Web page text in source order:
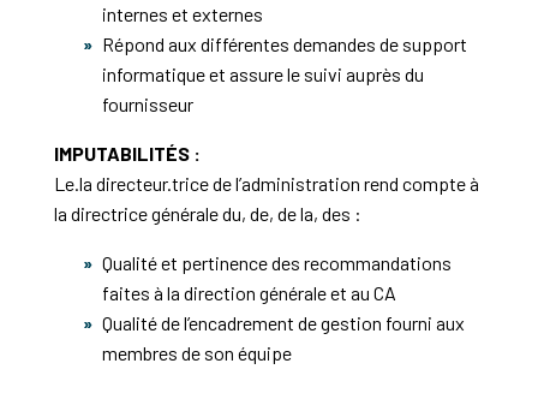
internes et externes
Répond aux différentes demandes de support
informatique et assure le suivi auprès du
fournisseur
IMPUTABILITÉS :
Le.la directeur.trice de l’administration rend compte à
la directrice générale du, de, de la, des :
Qualité et pertinence des recommandations
faites à la direction générale et au CA
Qualité de l’encadrement de gestion fourni aux
membres de son équipe